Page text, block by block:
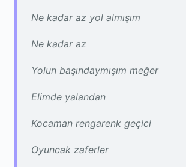
Ne kadar az yol almışım
Ne kadar az
Yolun başındaymışım meğer
Elimde yalandan
Kocaman rengarenk geçici
Oyuncak zaferler